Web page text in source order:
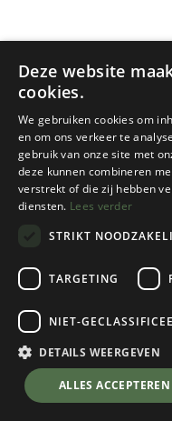
Waka Waka
POWER PRO
€74,95
Deze website
cookies.
We gebruiken cookies om
en om ons verkeer te
gebruik van onze site met
deze kunnen combineren
verstrekt of die zij hebben
diensten. Lees verder
STRIKT
TARGETING
NIET-
DETAILS WEERGEVEN
ALLES ACCEPTEREN